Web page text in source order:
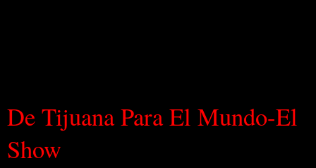
De Tijuana Para El Mundo-El
Show